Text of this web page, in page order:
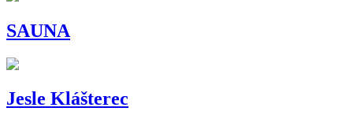
SAUNA
Jesle Klášterec